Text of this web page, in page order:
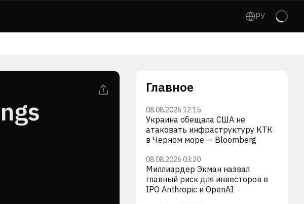
РУ
Главное
08.08.2026 12:15
Украина обещала США не
атаковать инфраструктуру КТК
в Черном море — Bloomberg
08.08.2026 03:20
Миллиардер Экман назвал
главный риск для инвесторов в
IPO Anthropic и OpenAI